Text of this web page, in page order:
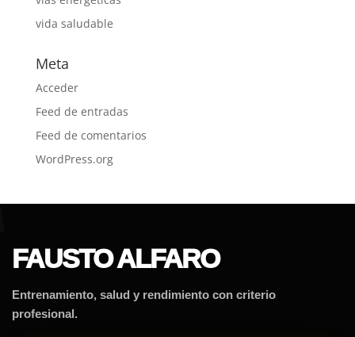
vida saludable
Meta
Acceder
Feed de entradas
Feed de comentarios
WordPress.org
FAUSTO ALFARO
Entrenamiento, salud y rendimiento con criterio
profesional.